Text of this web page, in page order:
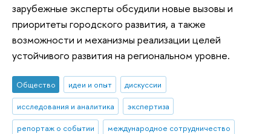
зарубежные эксперты обсудили новые вызовы и
приоритеты городского развития, а также
возможности и механизмы реализации целей
устойчивого развития на региональном уровне.
Общество идеи и опыт
дискуссии
исследования и аналитика
экспертиза
репортаж о событии
международное сотрудничество